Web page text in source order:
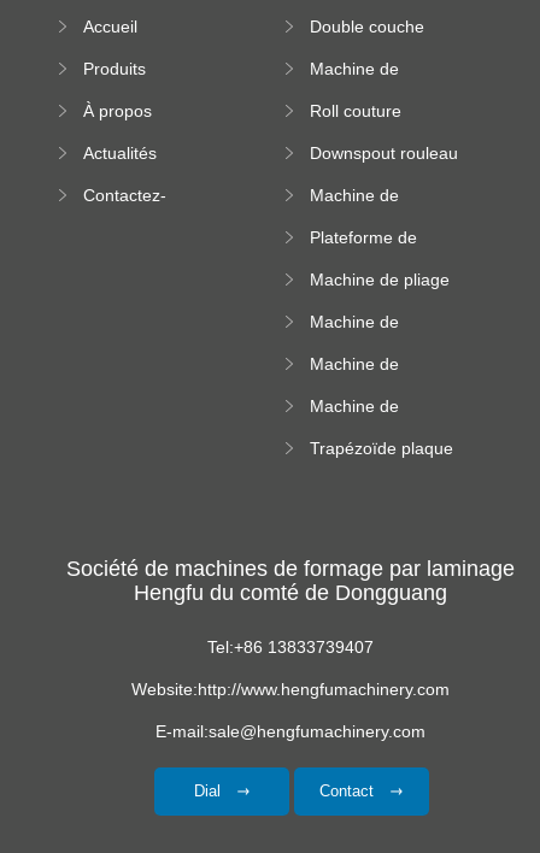
Accueil
Produits
À propos
Actualités
Contactez-
Double couche
machine
Machine de
Roll couture
machine
Downspout rouleau
Machine de
rouleau de plateau
Plateforme de
formation de
altitude
Machine de pliage
Machine de
carrée
Machine de
rouleau vitré
Machine de
rouleau de feuille
Trapézoïde plaque
Société de machines de formage par laminage
Hengfu du comté de Dongguang
Tel:+86 13833739407
Website:http://www.hengfumachinery.com
E-mail:sale@hengfumachinery.com
Dial Contact